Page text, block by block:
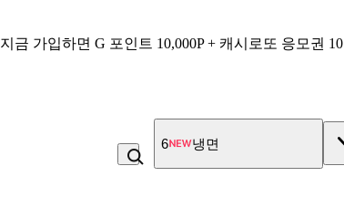
지금 가입하면 G 포인트 10,000P + 캐시로또 응모권
7 고구마